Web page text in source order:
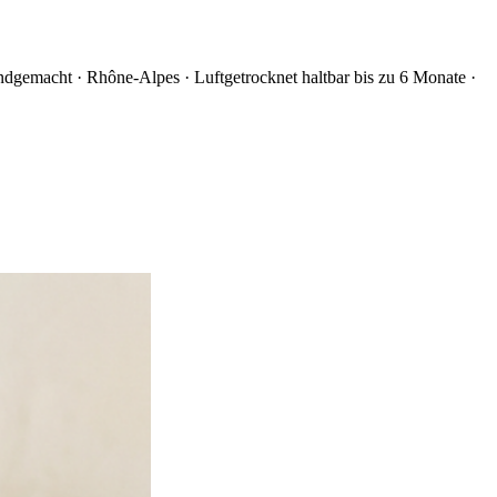
· Rhône-Alpes · Luftgetrocknet haltbar bis zu 6 Monate ·